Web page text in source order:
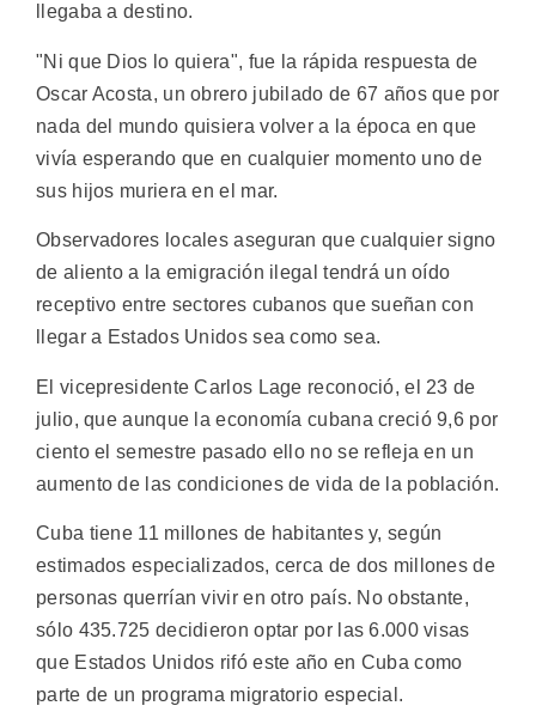
llegaba a destino.
"Ni que Dios lo quiera", fue la rápida respuesta de
Oscar Acosta, un obrero jubilado de 67 años que por
nada del mundo quisiera volver a la época en que
vivía esperando que en cualquier momento uno de
sus hijos muriera en el mar.
Observadores locales aseguran que cualquier signo
de aliento a la emigración ilegal tendrá un oído
receptivo entre sectores cubanos que sueñan con
llegar a Estados Unidos sea como sea.
El vicepresidente Carlos Lage reconoció, el 23 de
julio, que aunque la economía cubana creció 9,6 por
ciento el semestre pasado ello no se refleja en un
aumento de las condiciones de vida de la población.
Cuba tiene 11 millones de habitantes y, según
estimados especializados, cerca de dos millones de
personas querrían vivir en otro país. No obstante,
sólo 435.725 decidieron optar por las 6.000 visas
que Estados Unidos rifó este año en Cuba como
parte de un programa migratorio especial.